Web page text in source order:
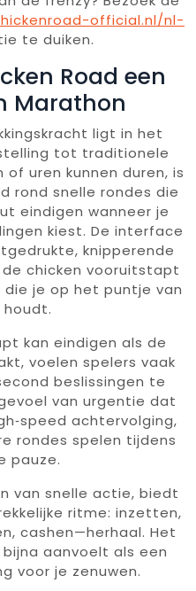
official.nl/nl-
te duiken.
Road een
Marathon
ligt in het
tot traditionele
uren kunnen duren, is
rond snelle rondes die
eindigen wanneer je
kiest. De interface
knipperende
chicken vooruitstapt
je op het puntje van
kan eindigen als de
voelen spelers vaak
beslissingen te
van urgentie dat
achtervolging,
rondes spelen tijdens
pauze.
van snelle actie, biedt
ritme: inzetten,
cashen—herhaal. Het
aanvoelt als een
voor je zenuwen.